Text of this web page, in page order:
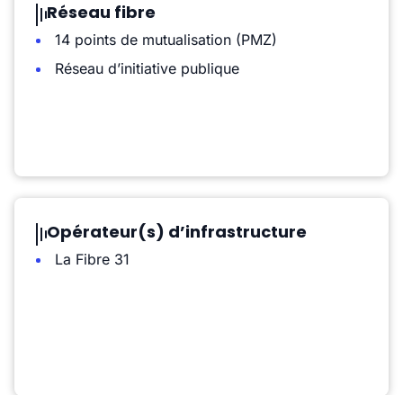
Réseau fibre
14 points de mutualisation (PMZ)
Réseau d’initiative publique
Opérateur(s) d’infrastructure
La Fibre 31